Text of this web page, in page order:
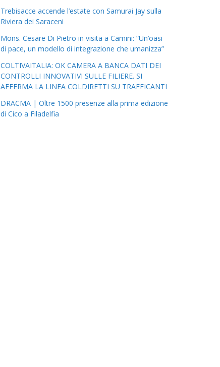
Trebisacce accende l’estate con Samurai Jay sulla
Riviera dei Saraceni
Mons. Cesare Di Pietro in visita a Camini: “Un’oasi
di pace, un modello di integrazione che umanizza”
COLTIVAITALIA: OK CAMERA A BANCA DATI DEI
CONTROLLI INNOVATIVI SULLE FILIERE. SI
AFFERMA LA LINEA COLDIRETTI SU TRAFFICANTI
DRACMA | Oltre 1500 presenze alla prima edizione
di Cico a Filadelfia